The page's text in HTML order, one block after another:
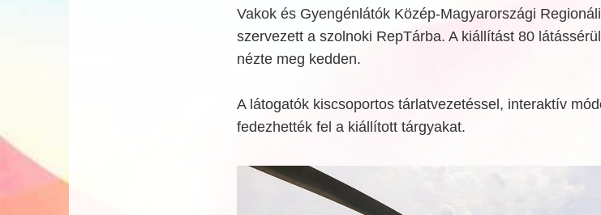
Vakok és Gyengénlátók Közép-Magyarországi
szervezett a szolnoki RepTárba. A kiállítást 80
nézte meg kedden.
A látogatók kiscsoportos tárlatvezetéssel, interaktív
fedezhették fel a kiállított tárgyakat.